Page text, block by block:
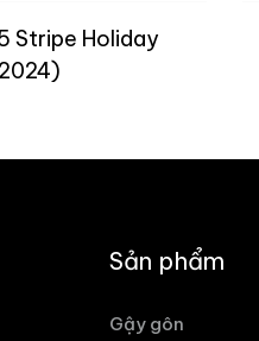
Stripe Holiday
Sản phẩm
Gậy gôn